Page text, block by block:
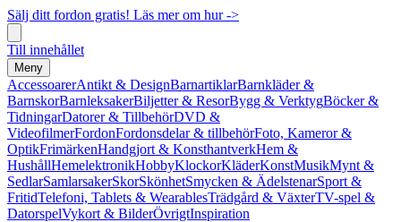
Sälj ditt fordon gratis! Läs mer om hur ->
Till innehållet
Meny
AccessoarerAntikt & DesignBarnartiklarBarnkläder &
BarnskorBarnleksakerBiljetter & ResorBygg & VerktygBöcker &
TidningarDatorer & TillbehörDVD &
VideofilmerFordonFordonsdelar & tillbehörFoto, Kameror &
OptikFrimärkenHandgjort & KonsthantverkHem &
HushållHemelektronikHobbyKlockorKläderKonstMusikMynt &
SedlarSamlarsakerSkorSkönhetSmycken & ÄdelstenarSport &
FritidTelefoni, Tablets & WearablesTrädgård & VäxterTV-spel &
DatorspelVykort & BilderÖvrigtInspiration